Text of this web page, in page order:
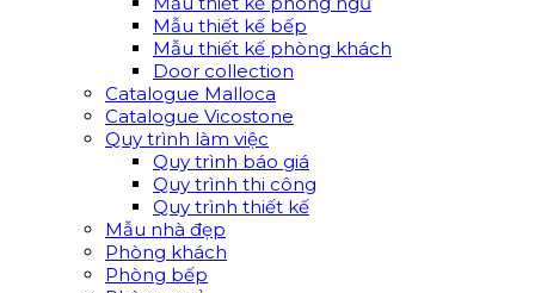
Mẫu thiết kế bếp
Mẫu thiết kế phòng khách
Door collection
Catalogue Malloca
Catalogue Vicostone
Quy trình làm việc
Quy trình báo giá
Quy trình thi công
Quy trình thiết kế
Mẫu nhà đẹp
Phòng khách
Phòng bếp